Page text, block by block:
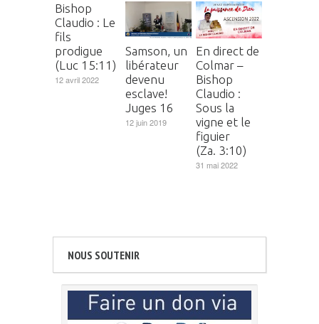
Bishop
Claudio : Le
fils
prodigue
(Luc 15:11)
12 avril 2022
Samson, un
libérateur
devenu
esclave!
Juges 16
12 juin 2019
En direct de
Colmar –
Bishop
Claudio :
Sous la
vigne et le
figuier
(Za. 3:10)
31 mai 2022
NOUS SOUTENIR